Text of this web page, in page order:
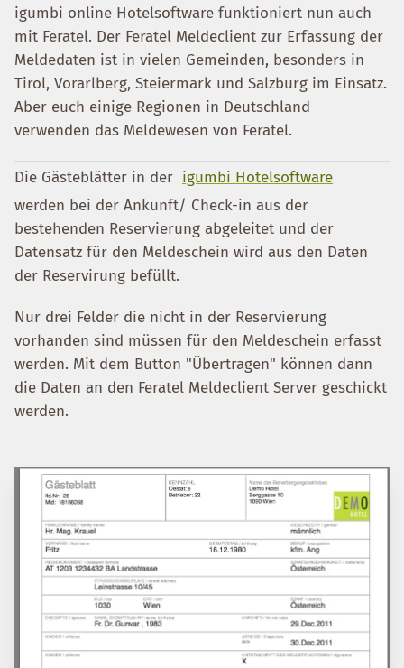
igumbi online Hotelsoftware funktioniert nun auch
mit Feratel. Der Feratel Meldeclient zur Erfassung der
Meldedaten ist in vielen Gemeinden, besonders in
Tirol, Vorarlberg, Steiermark und Salzburg im Einsatz.
Aber euch einige Regionen in Deutschland
verwenden das Meldewesen von Feratel.
Die Gästeblätter in der igumbi Hotelsoftware
werden bei der Ankunft/ Check-in aus der
bestehenden Reservierung abgeleitet und der
Datensatz für den Meldeschein wird aus den Daten
der Reservirung befüllt.
Nur drei Felder die nicht in der Reservierung
vorhanden sind müssen für den Meldeschein erfasst
werden. Mit dem Button "Übertragen" können dann
die Daten an den Feratel Meldeclient Server geschickt
werden.